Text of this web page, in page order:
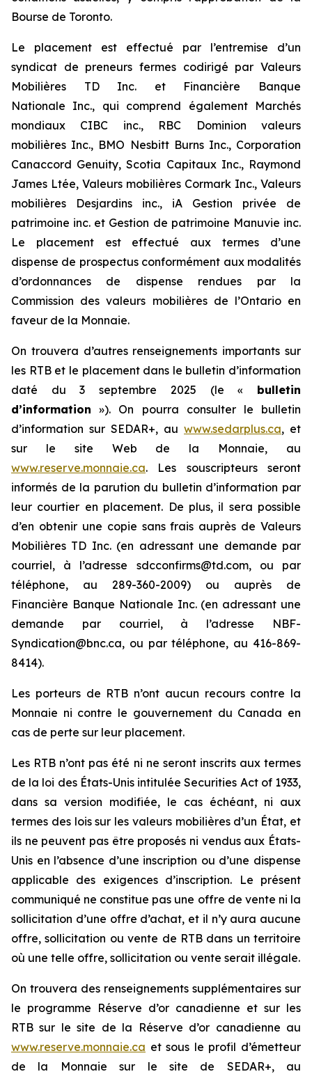
Bourse de Toronto.
Le placement est effectué par l’entremise d’un
syndicat de preneurs fermes codirigé par Valeurs
Mobilières TD Inc. et Financière Banque
Nationale Inc., qui comprend également Marchés
mondiaux CIBC inc., RBC Dominion valeurs
mobilières Inc., BMO Nesbitt Burns Inc., Corporation
Canaccord Genuity, Scotia Capitaux Inc., Raymond
James Ltée, Valeurs mobilières Cormark Inc., Valeurs
mobilières Desjardins inc., iA Gestion privée de
patrimoine inc. et Gestion de patrimoine Manuvie inc.
Le placement est effectué aux termes d’une
dispense de prospectus conformément aux modalités
d’ordonnances de dispense rendues par la
Commission des valeurs mobilières de l’Ontario en
faveur de la Monnaie.
On trouvera d’autres renseignements importants sur
les RTB et le placement dans le bulletin d’information
daté du 3 septembre 2025 (le « bulletin
d’information »). On pourra consulter le bulletin
d’information sur SEDAR+, au www.sedarplus.ca, et
sur le site Web de la Monnaie, au
www.reserve.monnaie.ca. Les souscripteurs seront
informés de la parution du bulletin d’information par
leur courtier en placement. De plus, il sera possible
d’en obtenir une copie sans frais auprès de Valeurs
Mobilières TD Inc. (en adressant une demande par
courriel, à l’adresse sdcconfirms@td.com, ou par
téléphone, au 289-360-2009) ou auprès de
Financière Banque Nationale Inc. (en adressant une
demande par courriel, à l’adresse NBF-
Syndication@bnc.ca, ou par téléphone, au 416-869-
8414).
Les porteurs de RTB n’ont aucun recours contre la
Monnaie ni contre le gouvernement du Canada en
cas de perte sur leur placement.
Les RTB n’ont pas été ni ne seront inscrits aux termes
de la loi des États-Unis intituléeSecurities Act of 1933,
dans sa version modifiée, le cas échéant, ni aux
termes des lois sur les valeurs mobilières d’un État, et
ils ne peuvent pas être proposés ni vendus aux États-
Unis en l’absence d’une inscription ou d’une dispense
applicable des exigences d’inscription. Le présent
communiqué ne constitue pas une offre de vente ni la
sollicitation d’une offre d’achat, et il n’y aura aucune
offre, sollicitation ou vente de RTB dans un territoire
où une telle offre, sollicitation ou vente serait illégale.
On trouvera des renseignements supplémentaires sur
le programme Réserve d’or canadienne et sur les
RTB sur le site de la Réserve d’or canadienne au
www.reserve.monnaie.ca et sous le profil d’émetteur
de la Monnaie sur le site de SEDAR+, au